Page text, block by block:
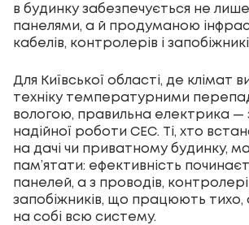
в будинку забезпечується не
панелями, а й продуманою
кабелів, контролерів і
Для Київської області, де клімат
техніку температурними
вологою, правильна електрика —
надійної роботи СЕС. Ті, хто
на дачі чи приватному будинку,
пам’ятати: ефективність
панелей, а з проводів,
запобіжників, що працюють
на собі всю систему.